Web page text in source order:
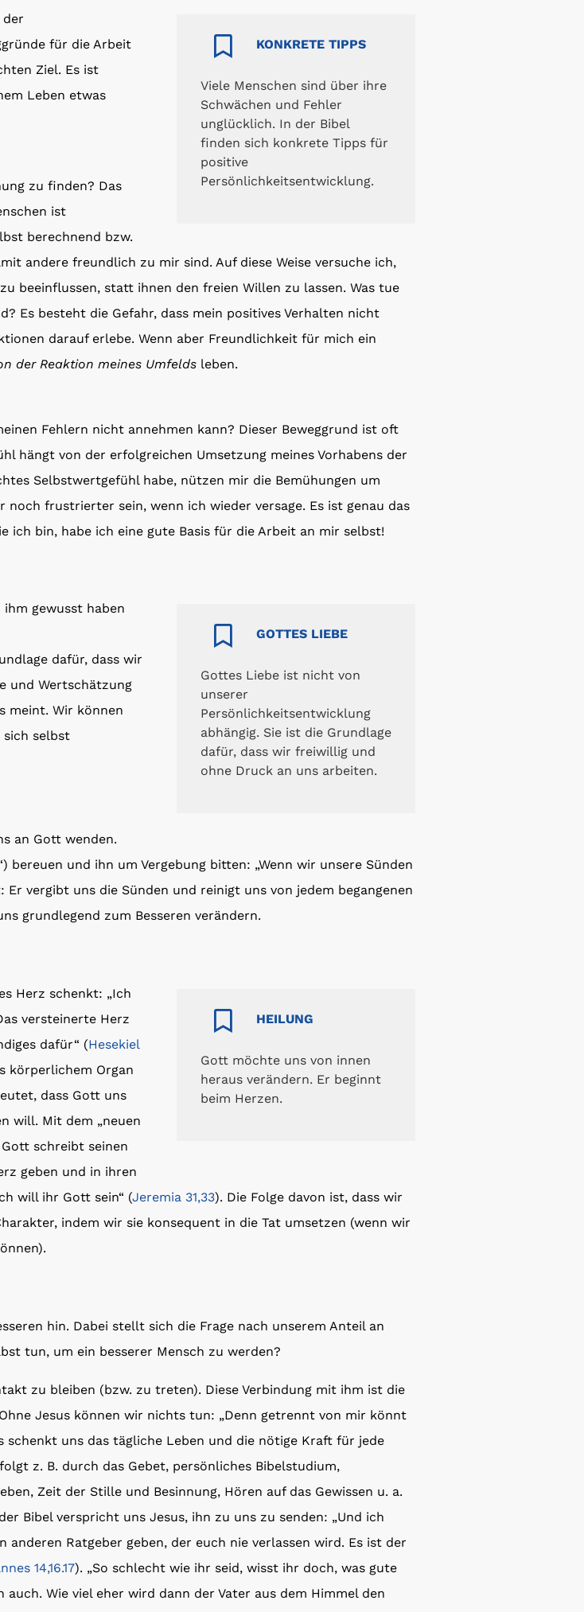
KONKRETE TIPPS
Viele Menschen sind über ihre
Schwächen und Fehler
unglücklich. In der Bibel
finden sich konkrete Tipps für
positive
Persönlichkeitsentwicklung.
der
für die Arbeit
Ziel. Es ist
Leben etwas
zu finden? Das
ist
berechnend bzw.
andere freundlich zu mir sind. Auf diese Weise versuche ich,
beeinflussen, statt ihnen den freien Willen zu lassen. Was tue
Es besteht die Gefahr, dass mein positives Verhalten nicht
darauf erlebe. Wenn aber Freundlichkeit für mich ein
der Reaktion meines Umfelds leben.
Fehlern nicht annehmen kann? Dieser Beweggrund ist oft
hängt von der erfolgreichen Umsetzung meines Vorhabens der
Selbstwertgefühl habe, nützen mir die Bemühungen um
frustrierter sein, wenn ich wieder versage. Es ist genau das
ich bin, habe ich eine gute Basis für die Arbeit an mir selbst!
GOTTES LIEBE
Gottes Liebe ist nicht von
unserer
Persönlichkeitsentwicklung
abhängig. Sie ist die Grundlage
dafür, dass wir freiwillig und
ohne Druck an uns arbeiten.
gewusst haben
dafür, dass wir
und Wertschätzung
meint. Wir können
sich selbst
an Gott wenden.
bereuen und ihn um Vergebung bitten: „Wenn wir unsere Sünden
vergibt uns die Sünden und reinigt uns von jedem begangenen
grundlegend zum Besseren verändern.
HEILUNG
Gott möchte uns von innen
heraus verändern. Er beginnt
beim Herzen.
Herz schenkt: „Ich
versteinerte Herz
dafür“ (Hesekiel
körperlichem Organ
dass Gott uns
will. Mit dem „neuen
schreibt seinen
geben und in ihren
will ihr Gott sein“ (Jeremia 31,33). Die Folge davon ist, dass wir
indem wir sie konsequent in die Tat umsetzen (wenn wir
hin. Dabei stellt sich die Frage nach unserem Anteil an
tun, um ein besserer Mensch zu werden?
zu bleiben (bzw. zu treten). Diese Verbindung mit ihm ist die
Jesus können wir nichts tun: „Denn getrennt von mir könnt
schenkt uns das tägliche Leben und die nötige Kraft für jede
z. B. durch das Gebet, persönliches Bibelstudium,
Zeit der Stille und Besinnung, Hören auf das Gewissen u. a.
Bibel verspricht uns Jesus, ihn zu uns zu senden: „Und ich
Ratgeber geben, der euch nie verlassen wird. Es ist der
14,16.17). „So schlecht wie ihr seid, wisst ihr doch, was gute
Wie viel eher wird dann der Vater aus dem Himmel den